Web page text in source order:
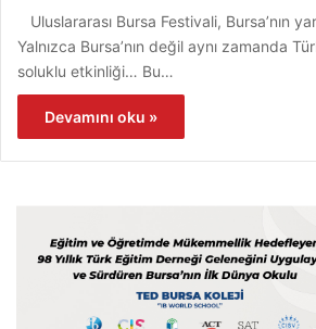
Uluslararası Bursa Festivali, Bursa’nın
Yalnızca Bursa’nın değil aynı zamanda
soluklu etkinliği… Bu…
Devamını oku »